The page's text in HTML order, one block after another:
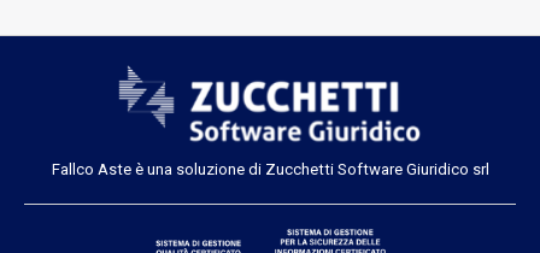
Fallco Aste è una soluzione di Zucchetti Software Giuridico srl